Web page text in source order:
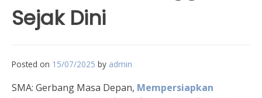
Sejak Dini
Posted on 15/07/2025 by admin
SMA: Gerbang Masa Depan, Mempersiapkan